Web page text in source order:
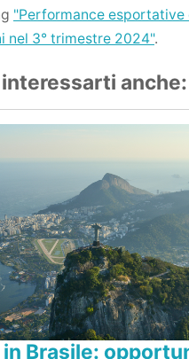
"Performance esportative
nel 3° trimestre 2024".
anche:
Brasile: